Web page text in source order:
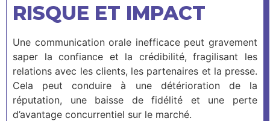
RISQUE ET IMPACT
Une communication orale inefficace peut gravement
saper la confiance et la crédibilité, fragilisant les
relations avec les clients, les partenaires et la presse.
Cela peut conduire à une détérioration de la
réputation, une baisse de fidélité et une perte
d’avantage concurrentiel sur le marché.